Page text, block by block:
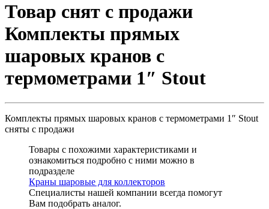
Товар снят с продажи
Комплекты прямых
шаровых кранов с
термометрами 1″ Stout
Комплекты прямых шаровых кранов с термометрами 1″ Stout
сняты с продажи
Товары с похожими характеристиками и
ознакомиться подробно с ними можно в
подразделе
Краны шаровые для коллекторов
Специалисты нашей компании всегда помогут
Вам подобрать аналог.